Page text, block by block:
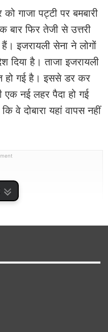
गाजा पट्टी पर बमबारी
फिर तेजी से उत्तरी
इजरायली सेना ने लोगों
दिया है। ताजा इजरायली
हो गई है। इससे डर कर
एक नई लहर पैदा हो गई
वे दोबारा यहां वापस नहीं
ने कहा कि गाजा शहर में
परिवारों के एक स्कूल पर